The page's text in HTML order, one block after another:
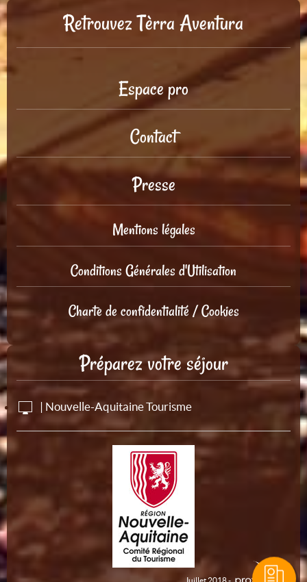
Retrouvez Tèrra Aventura
Espace pro
Contact
Presse
Mentions légales
Conditions Générales d'Utilisation
Charte de confidentialité / Cookies
Préparez votre séjour
| Nouvelle-Aquitaine Tourisme